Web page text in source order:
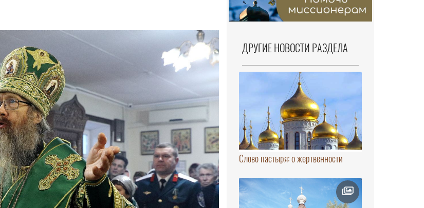
ДРУГИЕ НОВОСТИ РАЗДЕЛА
Слово пастыря: о жертвенности